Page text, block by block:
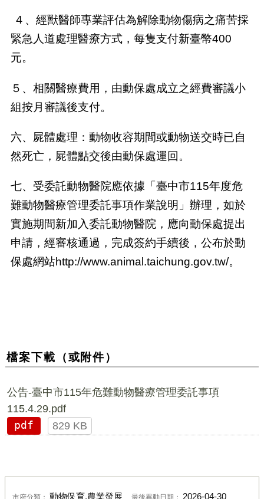
４、經獸醫師專業評估為解除動物傷病之痛苦採
緊急人道處理醫療方式，每隻支付新臺幣400
元。
５、相關醫療費用，由動保處成立之經費審議小
組按月審議後支付。
六、屍體處理：動物收容期間或動物送交時已自
然死亡，屍體點交後由動保處運回。
七、受委託動物醫院應依據「臺中市115年度危
難動物醫療管理委託事項作業說明」辦理，如於
實施期間新加入委託動物醫院，應向動保處提出
申請，經審核通過，完成簽約手續後，公布於動
保處網站http://www.animal.taichung.gov.tw/。
檔案下載（或附件）
公告-臺中市115年危難動物醫療管理委託事項
115.4.29.pdf
pdf
829 KB
市府分類： 動物保育,農業發展 最後異動日期： 2026-04-30